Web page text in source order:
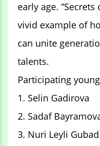
early age.
vivid example of
can unite
talents.
Participating
1. Selin Gadirova
2. Sadaf
3. Nuri Leyli Gubad